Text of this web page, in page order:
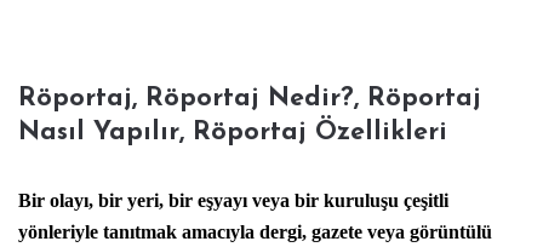
Röportaj, Röportaj Nedir?, Röportaj
Nasıl Yapılır, Röportaj Özellikleri
Bir olayı, bir yeri, bir eşyayı veya bir kuruluşu çeşitli
yönleriyle tanıtmak amacıyla dergi, gazete veya görüntülü